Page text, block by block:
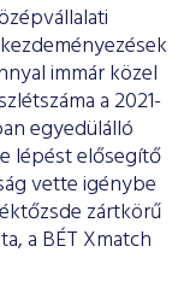
immár közel
a 2021-
egyedülálló
lépést elősegítő
vette igénybe
zártkörű
a BÉT Xmatch